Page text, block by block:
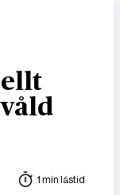
1 min lästid